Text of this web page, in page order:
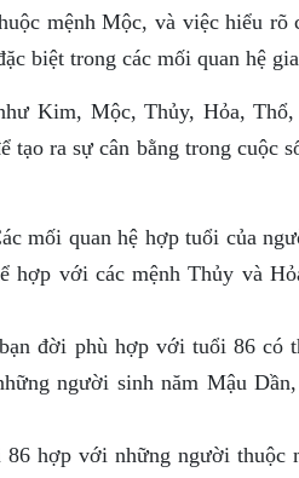
mệnh Mộc, và việc hiểu rõ
biệt trong các mối quan hệ
Kim, Mộc, Thủy, Hỏa,
tạo ra sự cân bằng trong cuộc
mối quan hệ hợp tuổi của
hợp với các mệnh Thủy và
đời phù hợp với tuổi 86 có
người sinh năm Mậu
86 hợp với những người thuộc